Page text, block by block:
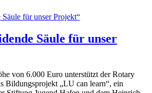
Säule für unser
von 6.000 Euro unterstützt der Rotary
Bildungsprojekt „LU can learn“, ein